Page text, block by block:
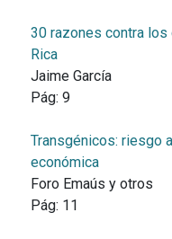
30 razones contra
Rica
Jaime García
Pág: 9
Transgénicos: riesgo
económica
Foro Emaús y otros
Pág: 11